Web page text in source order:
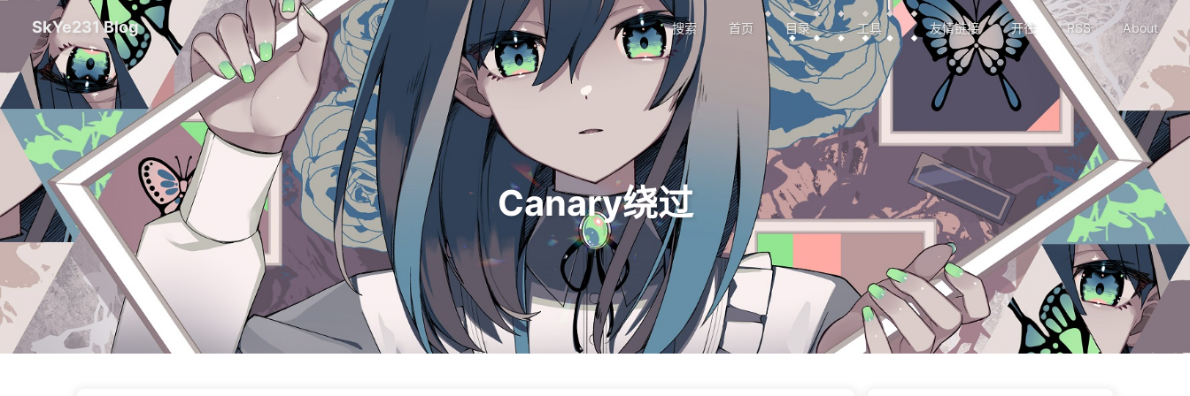
SkYe231 Blog 搜索 首页 目录 工具 友情链接 开往 RSS About
Canary绕过